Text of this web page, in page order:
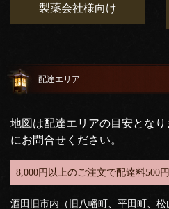
製薬会社様向け
配達エリア
地図は配達エリアの目安とな
にお問合せください。
8,000円以上のご注文で配達料500
酒田旧市内（旧八幡町、平田町、松